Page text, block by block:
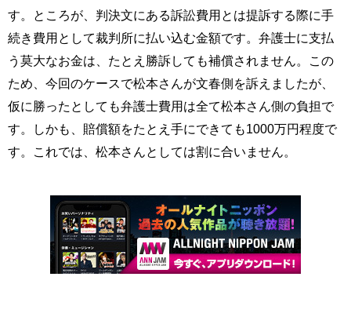
す。ところが、判決文にある訴訟費用とは提訴する際に手
続き費用として裁判所に払い込む金額です。弁護士に支払
う莫大なお金は、たとえ勝訴しても補償されません。この
ため、今回のケースで松本さんが文春側を訴えましたが、
仮に勝ったとしても弁護士費用は全て松本さん側の負担で
す。しかも、賠償額をたとえ手にできても1000万円程度で
す。これでは、松本さんとしては割に合いません。